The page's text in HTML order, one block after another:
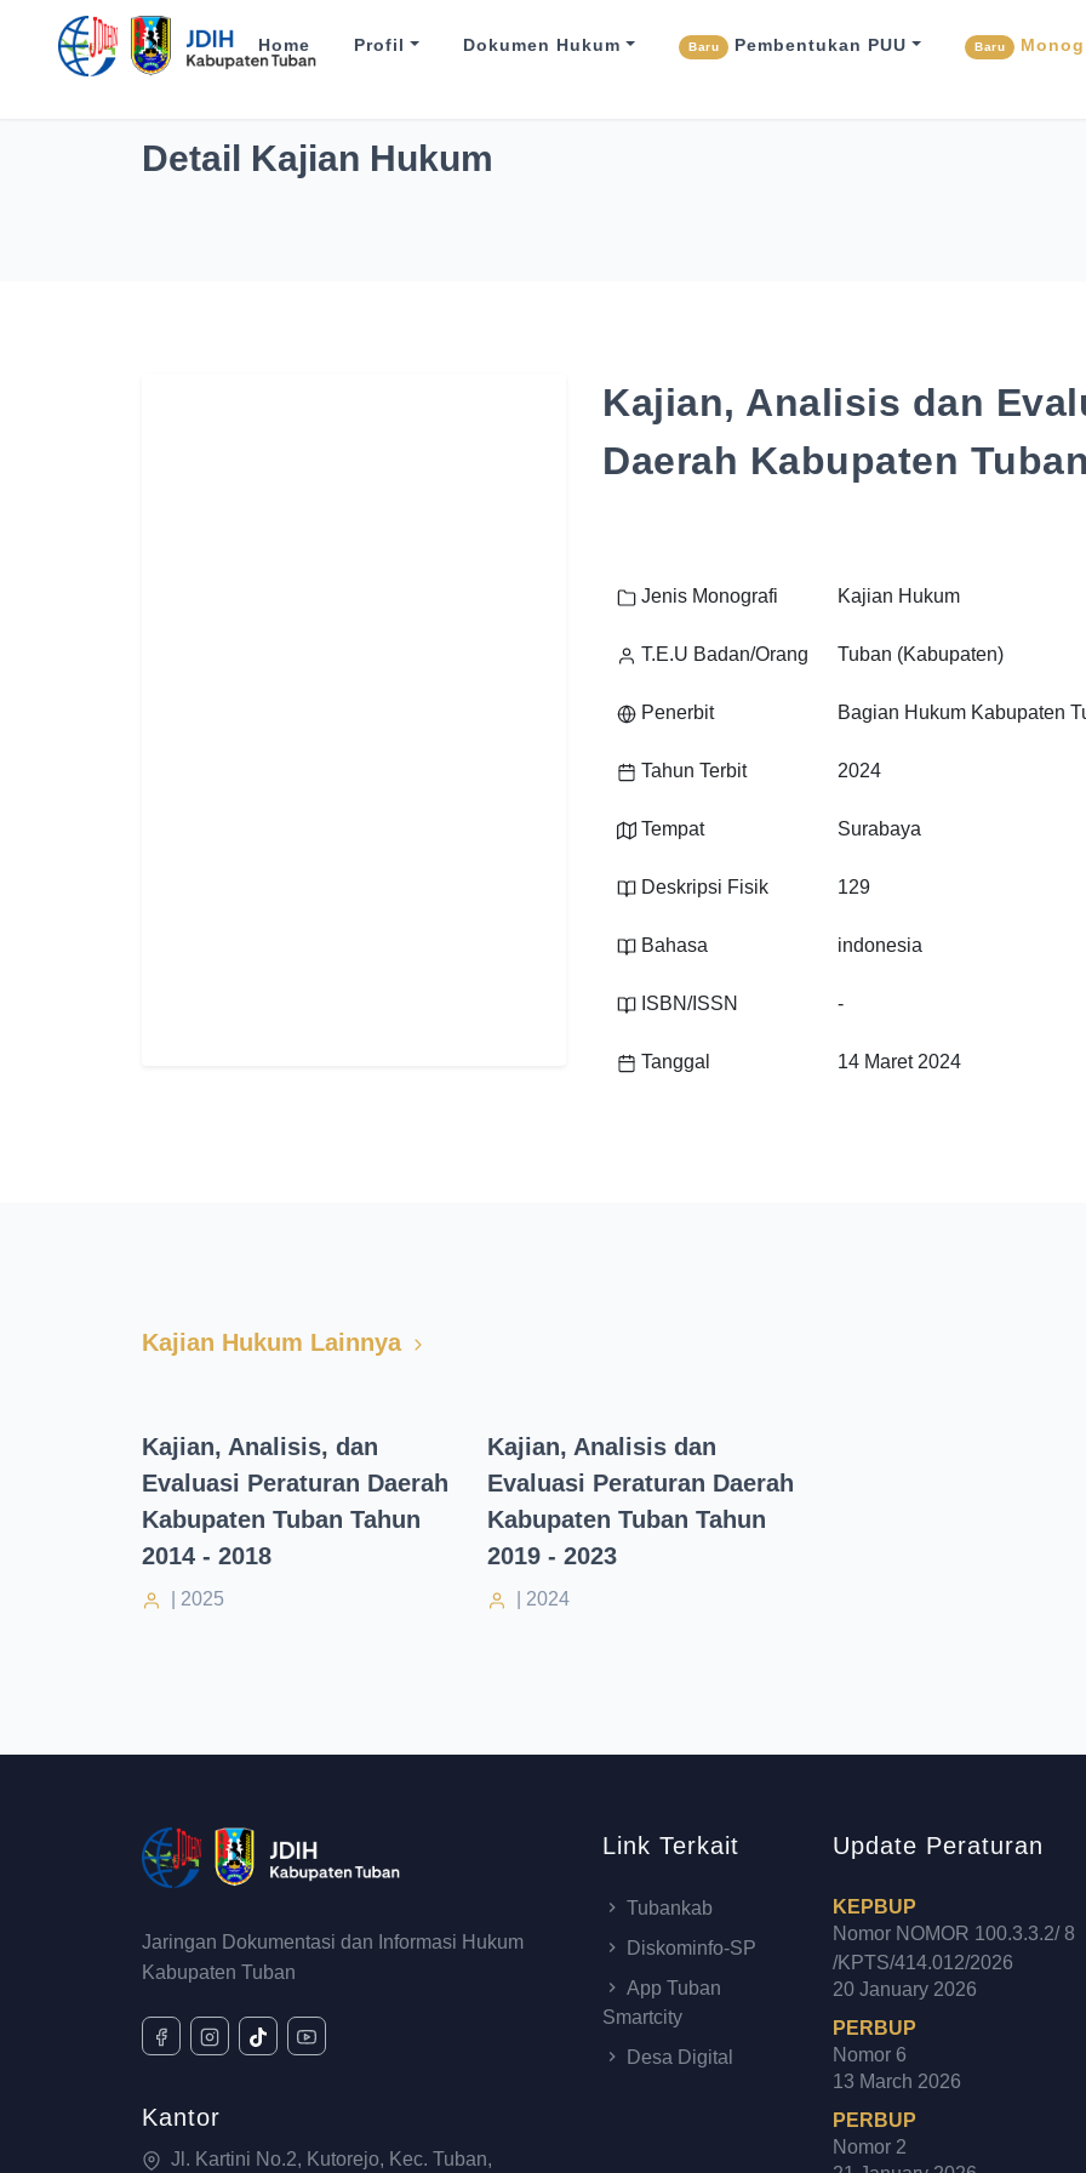
Home Profil Dokumen Hukum Baru Pembentukan PUU Baru
Detail Kajian Hukum
Kajian, Analisis dan
Daerah Kabupaten
Jenis Monografi Kajian Hukum
T.E.U Badan/Orang Tuban (Kabupaten)
Penerbit Bagian Hukum Kabupaten
Tahun Terbit 2024
Tempat Surabaya
Deskripsi Fisik 129
Bahasa indonesia
ISBN/ISSN -
Tanggal 14 Maret 2024
Kajian Hukum Lainnya
Kajian, Analisis, dan
Evaluasi Peraturan Daerah
Kabupaten Tuban Tahun
2014 - 2018
| 2025
Kajian, Analisis dan
Evaluasi Peraturan Daerah
Kabupaten Tuban Tahun
2019 - 2023
| 2024
Jaringan Dokumentasi dan Informasi Hukum
Kabupaten Tuban
Kantor
Jl. Kartini No.2, Kutorejo, Kec. Tuban,
Link Terkait
Tubankab
Diskominfo-SP
App Tuban
Smartcity
Desa Digital
Update Peraturan
KEPBUP
Nomor NOMOR 100.3.3.2/ 8
/KPTS/414.012/2026
20 January 2026
PERBUP
Nomor 6
13 March 2026
PERBUP
Nomor 2